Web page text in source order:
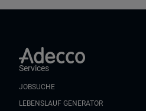
Services
JOBSUCHE
LEBENSLAUF GENERATOR